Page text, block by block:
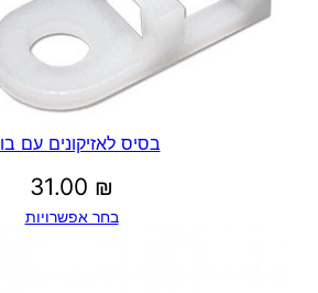
בסיס לאזיקונים עם
31.00 ₪
בחר אפשרויות